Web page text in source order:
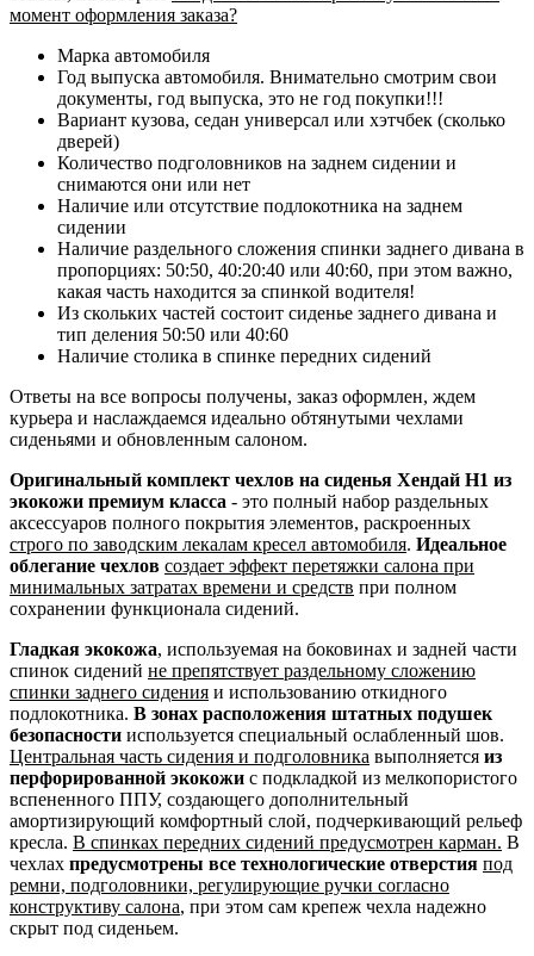
момент оформления заказа?
Марка автомобиля
Год выпуска автомобиля. Внимательно смотрим свои
документы, год выпуска, это не год покупки!!!
Вариант кузова, седан универсал или хэтчбек (сколько
дверей)
Количество подголовников на заднем сидении и
снимаются они или нет
Наличие или отсутствие подлокотника на заднем
сидении
Наличие раздельного сложения спинки заднего дивана в
пропорциях: 50:50, 40:20:40 или 40:60, при этом важно,
какая часть находится за спинкой водителя!
Из скольких частей состоит сиденье заднего дивана и
тип деления 50:50 или 40:60
Наличие столика в спинке передних сидений
Ответы на все вопросы получены, заказ оформлен, ждем
курьера и наслаждаемся идеально обтянутыми чехлами
сиденьями и обновленным салоном.
Оригинальный комплект чехлов на сиденья Хендай Н1 из
экокожи премиум класса - это полный набор раздельных
аксессуаров полного покрытия элементов, раскроенных
строго по заводским лекалам кресел автомобиля. Идеальное
облегание чехлов создает эффект перетяжки салона при
минимальных затратах времени и средств при полном
сохранении функционала сидений.
Гладкая экокожа, используемая на боковинах и задней части
спинок сидений не препятствует раздельному сложению
спинки заднего сидения и использованию откидного
подлокотника. В зонах расположения штатных подушек
безопасности используется специальный ослабленный шов.
Центральная часть сидения и подголовника выполняется из
перфорированной экокожи с подкладкой из мелкопористого
вспененного ППУ, создающего дополнительный
амортизирующий комфортный слой, подчеркивающий рельеф
кресла. В спинках передних сидений предусмотрен карман. В
чехлах предусмотрены все технологические отверстия под
ремни, подголовники, регулирующие ручки согласно
конструктиву салона, при этом сам крепеж чехла надежно
скрыт под сиденьем.